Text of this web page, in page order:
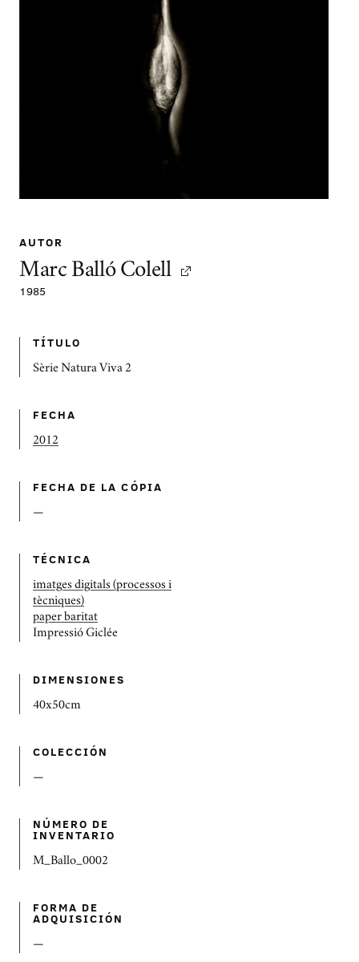
AUTOR
Marc Balló Colell
1985
TÍTULO
Sèrie Natura Viva 2
FECHA
2012
FECHA DE LA CÓPIA
—
TÉCNICA
imatges digitals (processos i
tècniques)
paper baritat
Impressió Giclée
DIMENSIONES
40x50cm
COLECCIÓN
—
NÚMERO DE
INVENTARIO
M_Ballo_0002
FORMA DE
ADQUISICIÓN
—